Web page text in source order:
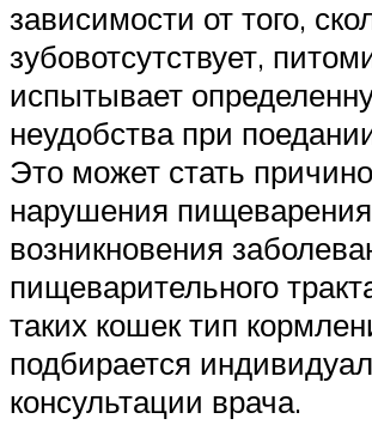
зависимости от того,
зубовотсутствует,
испытывает
неудобства при
Это может стать
нарушения
возникновения
пищеварительного
таких кошек тип
подбирается
консультации врача.